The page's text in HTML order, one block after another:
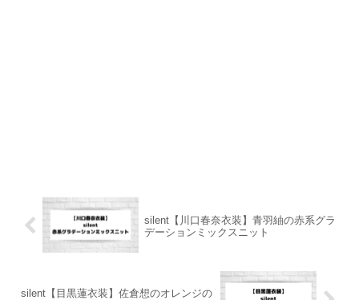
silent【川口春奈衣装】青羽紬の赤系グラ
デーションミックスニット
silent【目黒蓮衣装】佐倉想のオレンジの